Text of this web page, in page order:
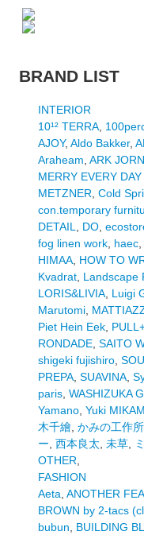
BRAND LIST
INTERIOR
10¹² TERRA,
AJOY, Aldo Bakker,
Araheam ARK
MERRY EVERY
METZNER Cold
con.temporary
DETAIL
DO,
fog linen work, haec,
HIMAA, HOW TO
Kvadrat, Landscape
LORIS&LIVIA, Luigi
Marutomi,
Piet Hein Eek,
RONDADE, SAITO
shigeki fujishiro,
PREPA, SUAVINA,
paris, WASHIZUKA
Yamano, Yuki
木千繪, かみの工作所,
ー 西本良太 未草,
OTHER
FASHION
Aeta ANOTHER
BROWN by 2-tacs
bubun
BUILDING